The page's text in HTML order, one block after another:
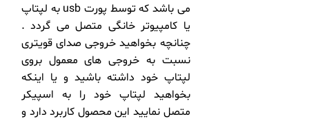
می باشد که توسط پورت usb به لپتاپ
یا کامپیوتر خانگی متصل می گردد .
چنانچه بخواهید خروجی صدای قویتری
نسبت به خروجی های معمول بروی
لپتاپ خود داشته باشید و یا اینکه
بخواهید لپتاپ خود را به اسپیکر
متصل نمایید این محصول کاربرد دارد و